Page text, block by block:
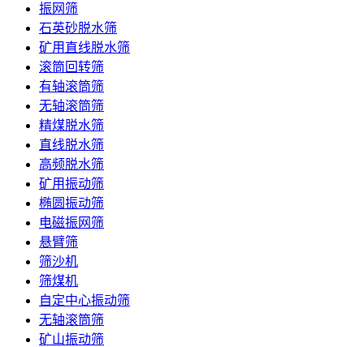
振网筛
石英砂脱水筛
矿用直线脱水筛
滚筒回转筛
有轴滚筒筛
无轴滚筒筛
精煤脱水筛
直线脱水筛
高频脱水筛
矿用振动筛
椭圆振动筛
电磁振网筛
悬臂筛
筛沙机
筛煤机
自定中心振动筛
无轴滚筒筛
矿山振动筛